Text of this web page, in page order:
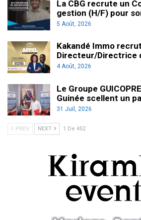
La CBG recrute un
gestion (H/F) pour
5 Août, 2026
Kakandé Immo
Directeur/Directrice
4 Août, 2026
Le Groupe
Guinée scellent un
31 Juil, 2026
PREV NEXT 1 De 452